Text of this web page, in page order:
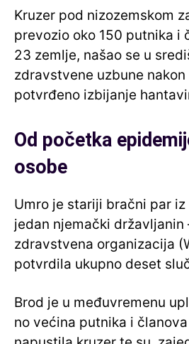
Kruzer pod nizozemskom
prevozio oko 150 putnika i
23 zemlje, našao se u
zdravstvene uzbune
potvrđeno izbijanje
Od početka
osobe
Umro je stariji bračni par iz
jedan njemački državljanin
zdravstvena organizacija
potvrdila ukupno deset
Brod je u međuvremenu
no većina putnika i